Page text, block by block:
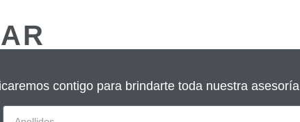
contigo para brindarte toda nuestra asesoría